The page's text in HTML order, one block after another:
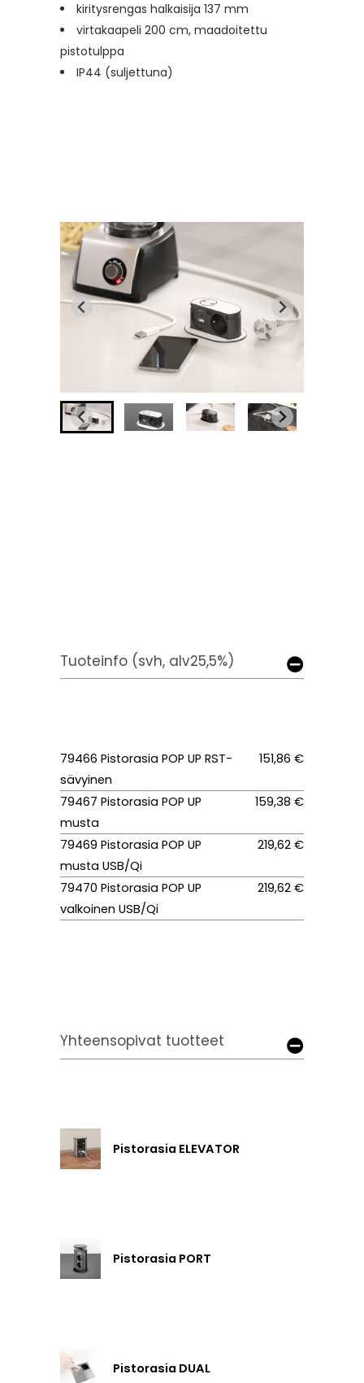
kiritysrengas halkaisija 137 mm
virtakaapeli 200 cm, maadoitettu
pistotulppa
IP44 (suljettuna)
Tuoteinfo (svh, alv25,5%)
79466 Pistorasia POP UP RST-
sävyinen
151,86 €
79467 Pistorasia POP UP
musta
159,38 €
79469 Pistorasia POP UP
musta USB/Qi
219,62 €
79470 Pistorasia POP UP
valkoinen USB/Qi
219,62 €
Yhteensopivat tuotteet
Pistorasia ELEVATOR
Pistorasia PORT
Pistorasia DUAL